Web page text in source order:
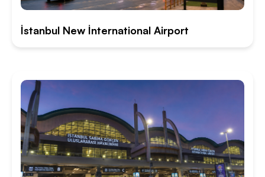
İstanbul New İnternational Airport